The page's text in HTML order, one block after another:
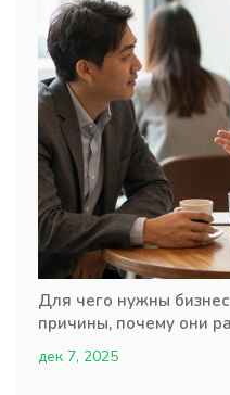
Для чего нужны
причины, почему они
дек 7, 2025